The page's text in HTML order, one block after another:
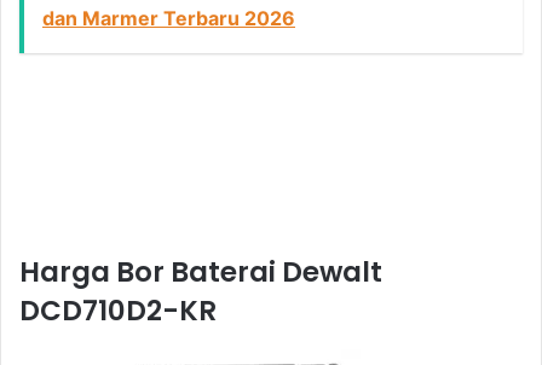
dan Marmer Terbaru 2026
Harga Bor Baterai Dewalt
DCD710D2-KR